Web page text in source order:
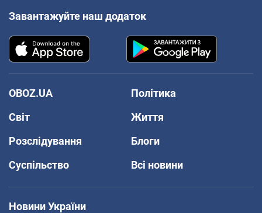
Завантажуйте наш додаток
OBOZ.UA
Політика
Світ
Життя
Розслідування
Блоги
Суспільство
Всі новини
Новини України